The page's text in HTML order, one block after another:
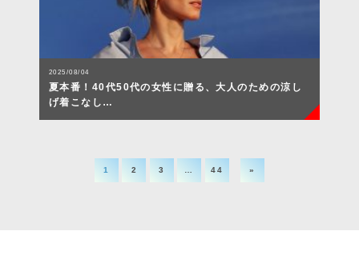
2025/08/04
夏本番！40代50代の女性に贈る、大人のための涼し
げ着こなし…
1 2 3 44 »